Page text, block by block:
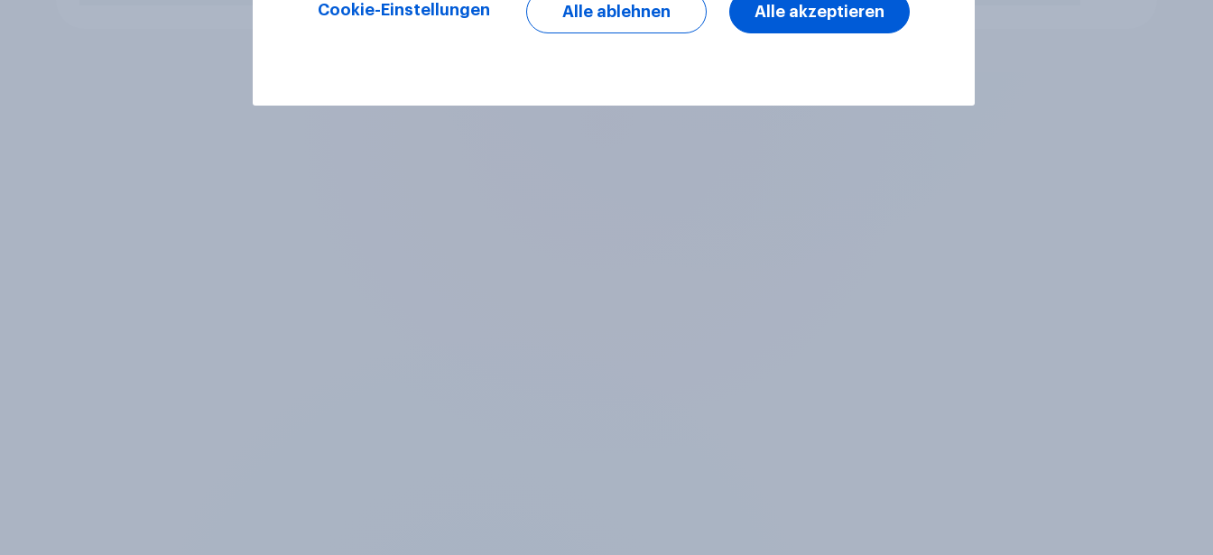
Cookie-Einstellungen Alle ablehnen Alle akzeptieren